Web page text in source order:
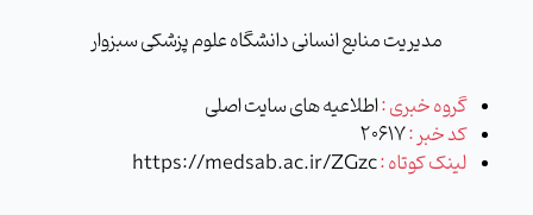
مدیریت منابع انسانی دانشگاه علوم پزشکی سبزوار
گروه خبری :اطلاعیه های سایت اصلی
کد خبر :20617
لینک کوتاه :https://medsab.ac.ir/ZGzc